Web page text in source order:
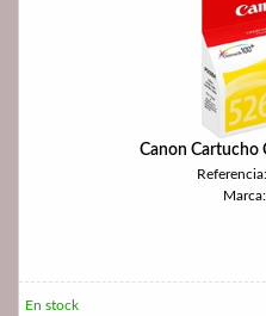
Canon Cartucho
En stock